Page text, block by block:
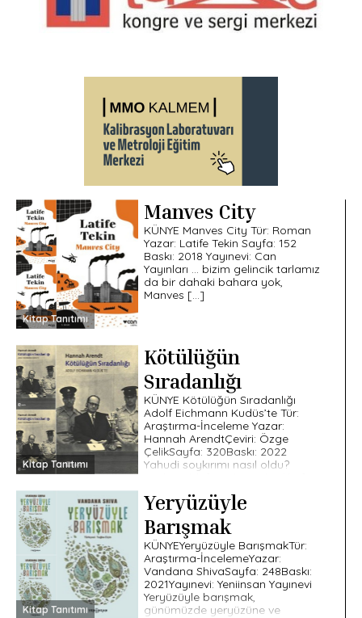
Kitap Tanıtımı
Manves City
KÜNYE Manves City Tür: Roman
Yazar: Latife Tekin Sayfa: 152
Baskı: 2018 Yayınevi: Can
Yayınları … bizim gelincik tarlamız
da bir dahaki bahara yok,
Manves […]
Kitap Tanıtımı
Kötülüğün
Sıradanlığı
KÜNYE Kötülüğün Sıradanlığı
Adolf Eichmann Kudüs’te Tür:
Araştırma-İnceleme Yazar:
Hannah ArendtÇeviri: Özge
ÇelikSayfa: 320Baskı: 2022
Yahudi soykırımı nasıl oldu?
Kitap Tanıtımı
Yeryüzüyle
Barışmak
KÜNYEYeryüzüyle BarışmakTür:
Araştırma-İncelemeYazar:
Vandana ShivaSayfa: 248Baskı:
2021Yayınevi: Yeniinsan Yayınevi
Yeryüzüyle barışmak,
günümüzde yeryüzüne ve